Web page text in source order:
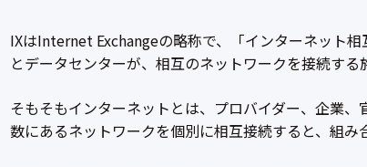
IXはInternet Exchangeの略称で、「インターネット
とデータセンターが、相互のネットワークを接続する
そもそもインターネットとは、プロバイダー、企業
数にあるネットワークを個別に相互接続すると、組